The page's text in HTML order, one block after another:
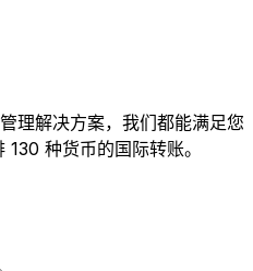
理解决方案，我们都能满足您
种货币的国际转账。